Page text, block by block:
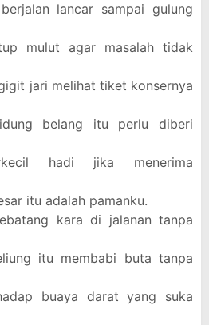
lancar sampai gulung
mulut agar masalah tidak
jari melihat tiket konsernya
belang itu perlu diberi
hadi jika menerima
itu adalah pamanku.
kara di jalanan tanpa
itu membabi buta tanpa
buaya darat yang suka